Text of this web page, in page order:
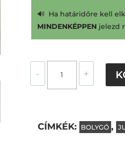
🔊 Ha határidőre kell
MINDENKÉPPEN jelezd
-
nemesacél
mandzsettagombok
+
CÍMKÉK: BOLYGÓ ,